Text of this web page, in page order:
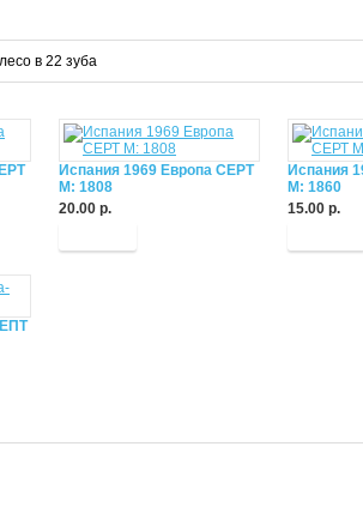
в 22 зуба
Испания 1969 Европа СЕРТ
М: 1808
20.00 р.
Испания
М: 1860
15.00 р.